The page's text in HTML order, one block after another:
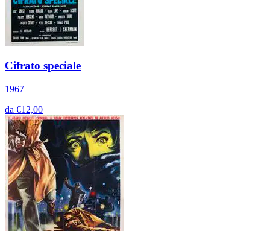
Cifrato speciale
1967
da €12,00